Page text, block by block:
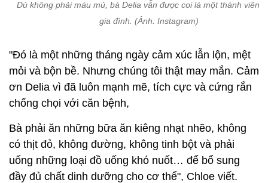
Dù không phải máu mủ, bà Delia vẫn được coi là một thành viên
gia đình. (Ảnh: Instagram)
"Đó là một những tháng ngày cảm xúc lẫn lộn, mệt
mỏi và bộn bề. Nhưng chúng tôi thật may mắn. Cảm
ơn Delia vì đã luôn mạnh mẽ, tích cực và cứng rắn
chống chọi với căn bệnh,
Bà phải ăn những bữa ăn kiêng nhạt nhẽo, không
có thịt đỏ, không đường, không tinh bột và phải
uống những loại đồ uống khó nuốt… để bổ sung
đầy đủ chất dinh dưỡng cho cơ thể", Chloe viết.